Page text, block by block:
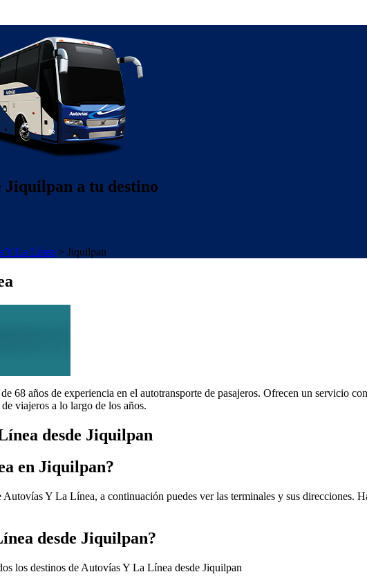
Jiquilpan a tu destino
Y La Línea > Jiquilpan
68 años de experiencia en el autotransporte de pasajeros. Ofrecen un servicio
viajeros a lo largo de los años.
desde Jiquilpan
en Jiquilpan?
Autovías Y La Línea, a continuación puedes ver las terminales y sus
desde Jiquilpan?
los destinos de Autovías Y La Línea desde Jiquilpan